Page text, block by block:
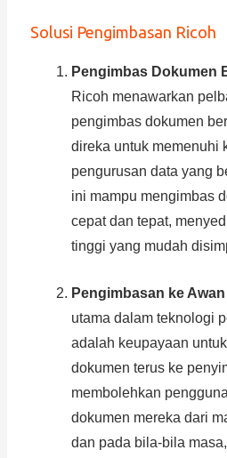
Solusi Pengimbasan Ricoh
Pengimbas Dokumen
Ricoh menawarkan
pengimbas dokumen
direka untuk memenuhi
pengurusan data yang
ini mampu mengimbas
cepat dan tepat,
tinggi yang mudah
Pengimbasan ke Awan
utama dalam teknologi
adalah keupayaan
dokumen terus ke
membolehkan
dokumen mereka dari
dan pada bila-bila